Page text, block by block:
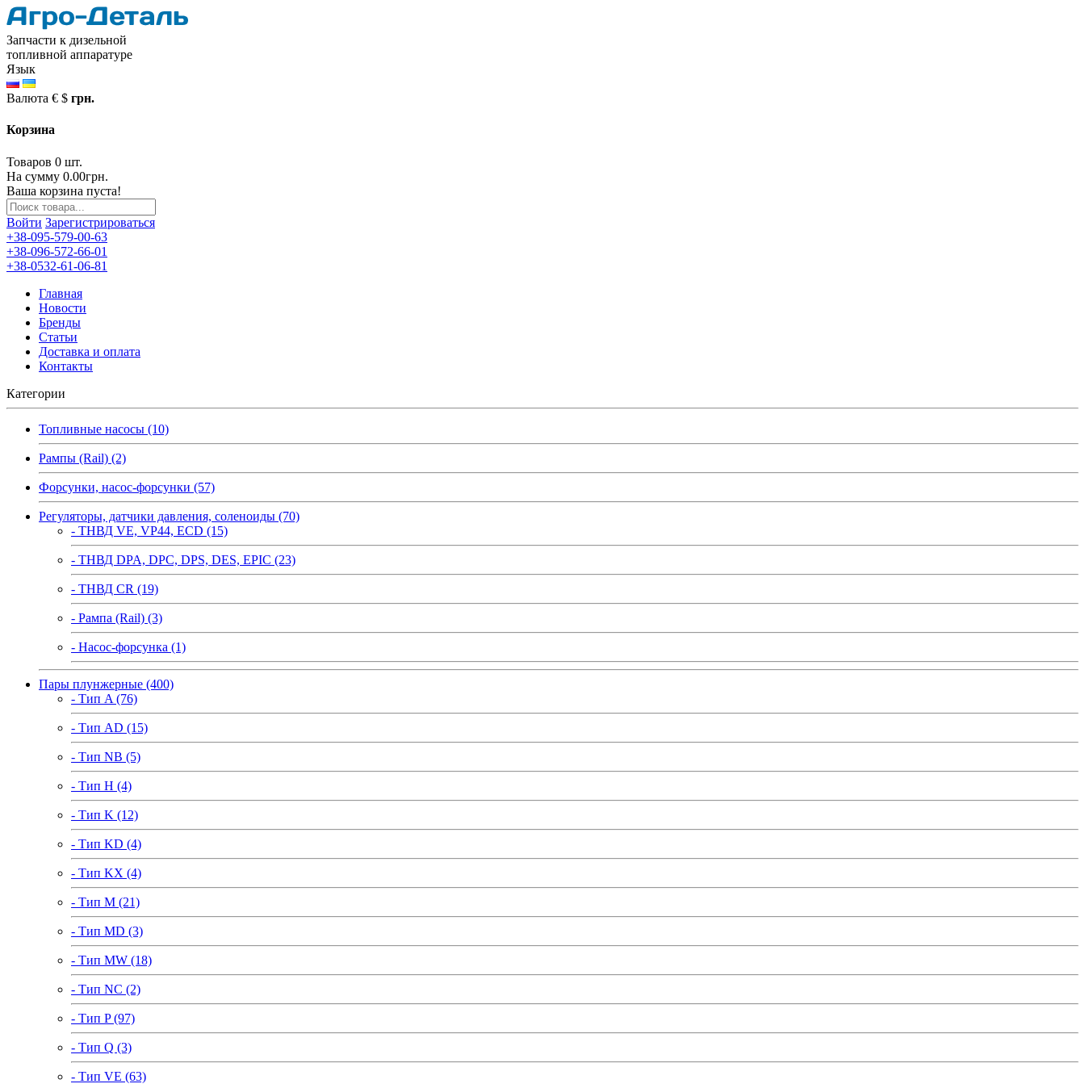
Запчасти к дизельной
топливной аппаратуре
Язык
Валюта € $ грн.
Корзина
Товаров 0 шт.
На сумму 0.00грн.
Ваша корзина пуста!
Войти Зарегистрироваться
+38-095-579-00-63
+38-096-572-66-01
+38-0532-61-06-81
Главная
Новости
Бренды
Статьи
Доставка и оплата
Контакты
Категории
Топливные насосы (10)
Рампы (Rail) (2)
Форсунки, насос-форсунки (57)
Регуляторы, датчики давления, соленоиды (70)
- ТНВД VE, VP44, ECD (15)
- ТНВД DPA, DPC, DPS, DES, EPIC (23)
- ТНВД CR (19)
- Рампа (Rail) (3)
- Насос-форсунка (1)
Пары плунжерные (400)
- Тип A (76)
- Тип AD (15)
- Тип NB (5)
- Тип H (4)
- Тип K (12)
- Тип KD (4)
- Тип KX (4)
- Тип M (21)
- Тип MD (3)
- Тип MW (18)
- Тип NC (2)
- Тип P (97)
- Тип Q (3)
- Тип VE (63)